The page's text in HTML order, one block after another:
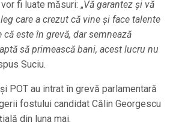
fi luate măsuri: „Vă garantez şi vă
care a crezut că vine şi face talente
este în grevă, dar semnează
să primească bani, acest lucru nu
Suciu.
POT au intrat în grevă parlamentară
fostului candidat Călin Georgescu
din luna mai.